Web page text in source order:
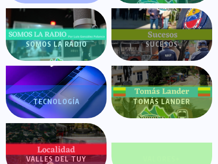
SOMOS LA RADIO SUCESOS
TECNOLOGÍA TOMÁS LANDER
VALLES DEL TUY